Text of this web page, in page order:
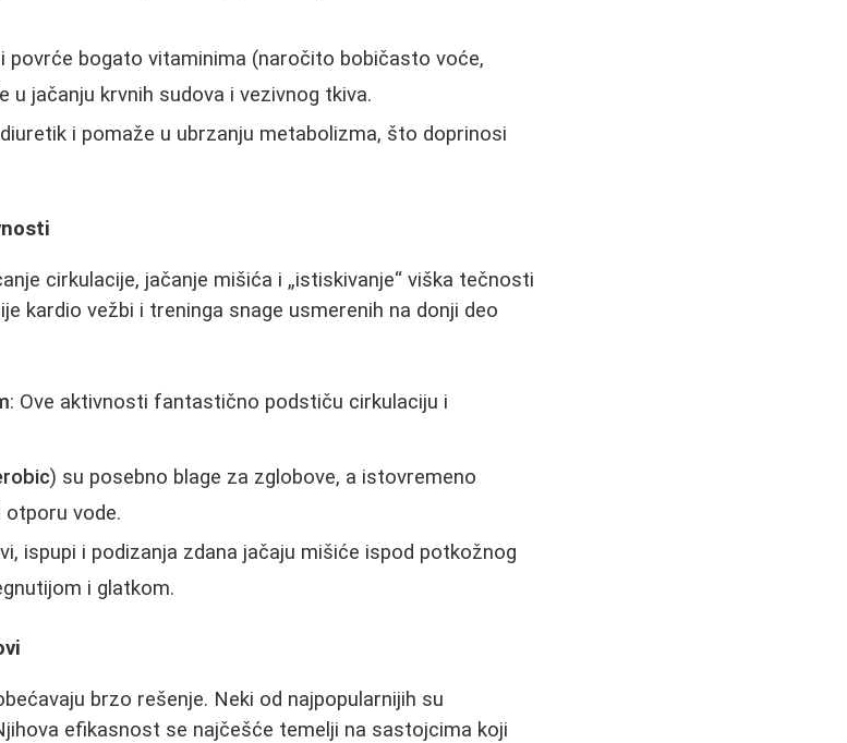
povrće bogato vitaminima (naročito bobičasto voće,
jačanju krvnih sudova i vezivnog tkiva.
i pomaže u ubrzanju metabolizma, što doprinosi
cirkulacije, jačanje mišića i „istiskivanje“ viška tečnosti
kardio vežbi i treninga snage usmerenih na donji deo
: Ove aktivnosti fantastično podstiču cirkulaciju i
) su posebno blage za zglobove, a istovremeno
otporu vode.
ispupi i podizanja zdana jačaju mišiće ispod potkožnog
i glatkom.
brzo rešenje. Neki od najpopularnijih su
efikasnost se najčešće temelji na sastojcima koji